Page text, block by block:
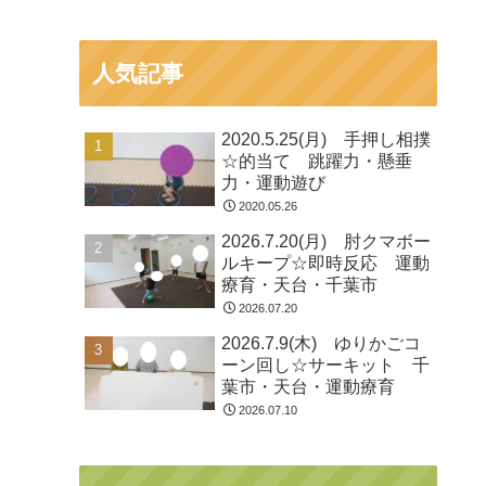
人気記事
2020.5.25(月) 手押し相撲
☆的当て 跳躍力・懸垂
力・運動遊び
2020.05.26
2026.7.20(月) 肘クマボー
ルキープ☆即時反応 運動
療育・天台・千葉市
2026.07.20
2026.7.9(木) ゆりかごコ
ーン回し☆サーキット 千
葉市・天台・運動療育
2026.07.10